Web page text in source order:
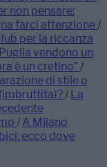
non pensare:
farci attenzione/
per la riccanza
vendono un
è un cretino”/
di stile o
/ La
/ A Milano
ecco dove